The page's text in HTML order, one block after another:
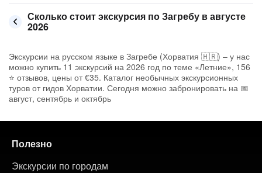
Сколько стоит экскурсия по Загребу в августе
2026
Экскурсии на русском языке в Загребе (Хорватия 🇭🇷) – у нас
можно купить 11 экскурсий на 2026 год по теме «Летние», 156
⭐ отзывов, цены от €35. Каталог необычных экскурсионных
туров от гидов Хорватии. Сегодня можно забронировать на 📅
август, сентябрь и октябрь
Полезно
Экскурсии по городам